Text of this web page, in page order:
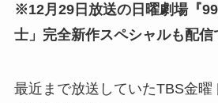
※12月29日放送の日曜劇場『
士」完全新作スペシャルも配信
最近まで放送していたTBS金曜